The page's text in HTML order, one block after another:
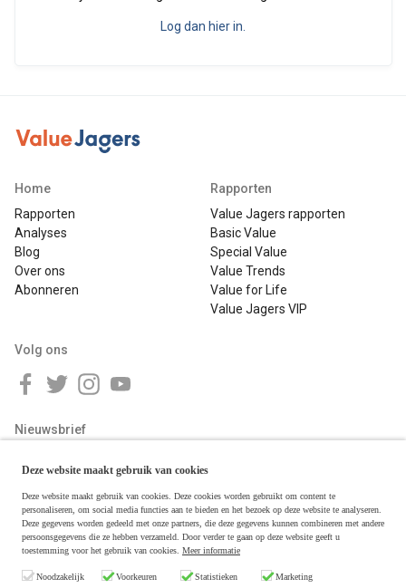
Log dan hier in.
Home
Rapporten
Analyses
Blog
Over ons
Abonneren
Rapporten
Value Jagers rapporten
Basic Value
Special Value
Value Trends
Value for Life
Value Jagers VIP
Volg ons
Nieuwsbrief
Deze website maakt gebruik van cookies
Deze website maakt gebruik van cookies. Deze cookies worden gebruikt om content te
personaliseren, om social media functies aan te bieden en het bezoek op deze website te analyseren.
Deze gegevens worden gedeeld met onze partners, die deze gegevens kunnen combineren met andere
persoonsgegevens die ze hebben verzameld. Door verder te gaan op deze website geeft u
toestemming voor het gebruik van cookies. Meer informatie
Noodzakelijk Voorkeuren Statistieken Marketing